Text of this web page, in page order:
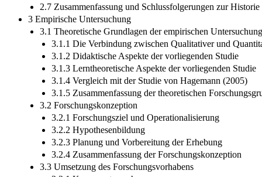
2.7 Zusammenfassung und Schlussfolgerungen zur Historie
3 Empirische Untersuchung
3.1 Theoretische Grundlagen der empirischen Untersuchung
3.1.1 Die Verbindung zwischen Qualitativer und
3.1.2 Didaktische Aspekte der vorliegenden Studie
3.1.3 Lerntheoretische Aspekte der vorliegenden Studie
3.1.4 Vergleich mit der Studie von Hagemann (2005)
3.1.5 Zusammenfassung der theoretischen
3.2 Forschungskonzeption
3.2.1 Forschungsziel und Operationalisierung
3.2.2 Hypothesenbildung
3.2.3 Planung und Vorbereitung der Erhebung
3.2.4 Zusammenfassung der Forschungskonzeption
3.3 Umsetzung des Forschungsvorhabens